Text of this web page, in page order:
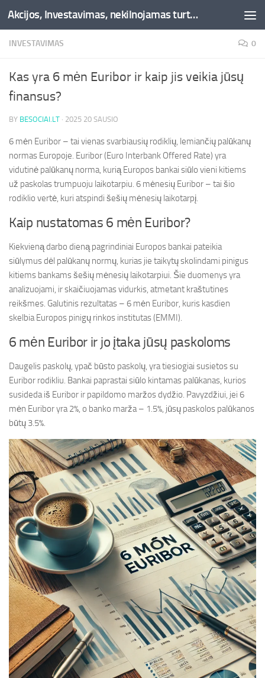
Skip to content Akcijos, Investavimas, nekilnojamas turtas, kriptovaliutos - Besociai.lt
INVESTAVIMAS 0
Kas yra 6 mėn Euribor ir kaip jis veikia jūsų
finansus?
BY BESOCIAI.LT · 2025 20 SAUSIO
6 mėn Euribor – tai vienas svarbiausių rodiklių, lemiančių palūkanų
normas Europoje. Euribor (Euro Interbank Offered Rate) yra
vidutinė palūkanų norma, kurią Europos bankai siūlo vieni kitiems
už paskolas trumpuoju laikotarpiu. 6 mėnesių Euribor – tai šio
rodiklio vertė, kuri atspindi šešių mėnesių laikotarpį.
Kaip nustatomas 6 mėn Euribor?
Kiekvieną darbo dieną pagrindiniai Europos bankai pateikia
siūlymus dėl palūkanų normų, kurias jie taikytų skolindami pinigus
kitiems bankams šešių mėnesių laikotarpiui. Šie duomenys yra
analizuojami, ir skaičiuojamas vidurkis, atmetant kraštutines
reikšmes. Galutinis rezultatas – 6 mėn Euribor, kuris kasdien
skelbia Europos pinigų rinkos institutas (EMMI).
6 mėn Euribor ir jo įtaka jūsų paskoloms
Daugelis paskolų, ypač būsto paskolų, yra tiesiogiai susietos su
Euribor rodikliu. Bankai paprastai siūlo kintamas palūkanas, kurios
susideda iš Euribor ir papildomo maržos dydžio. Pavyzdžiui, jei 6
mėn Euribor yra 2%, o banko marža – 1.5%, jūsų paskolos palūkanos
būtų 3.5%.